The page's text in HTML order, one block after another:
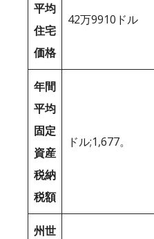
平均
住宅
価格
42万9910ドル
年間
平均
固定
資産
税納
税額
ドル;1,677。
州世